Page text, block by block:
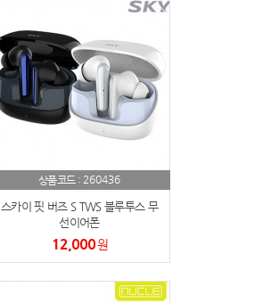
상품코드 : 260436
스카이 핏 버즈 S TWS 블루투스 무
선이어폰
12,000원